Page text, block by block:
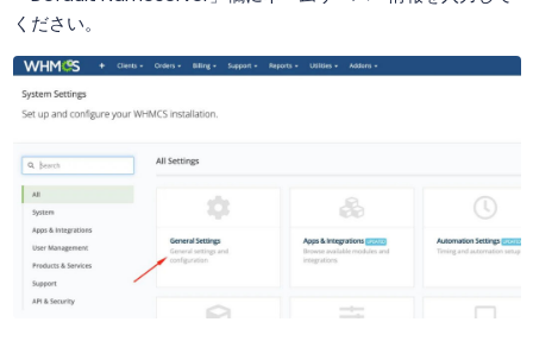
ください。